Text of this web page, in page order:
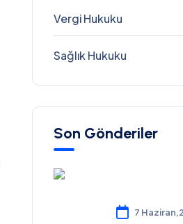
Vergi Hukuku
Sağlık Hukuku
Son Gönderiler
7